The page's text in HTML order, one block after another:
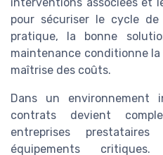
pour sécuriser le cycle
pratique, la bonne
maintenance conditionne
maîtrise des coûts.
Dans un environnement
contrats devient
entreprises
équipements